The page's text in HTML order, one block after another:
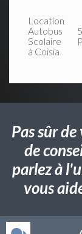
Location
Autobus
Scolaire
à Coisia
Pas sûr
de
parlez à
vous